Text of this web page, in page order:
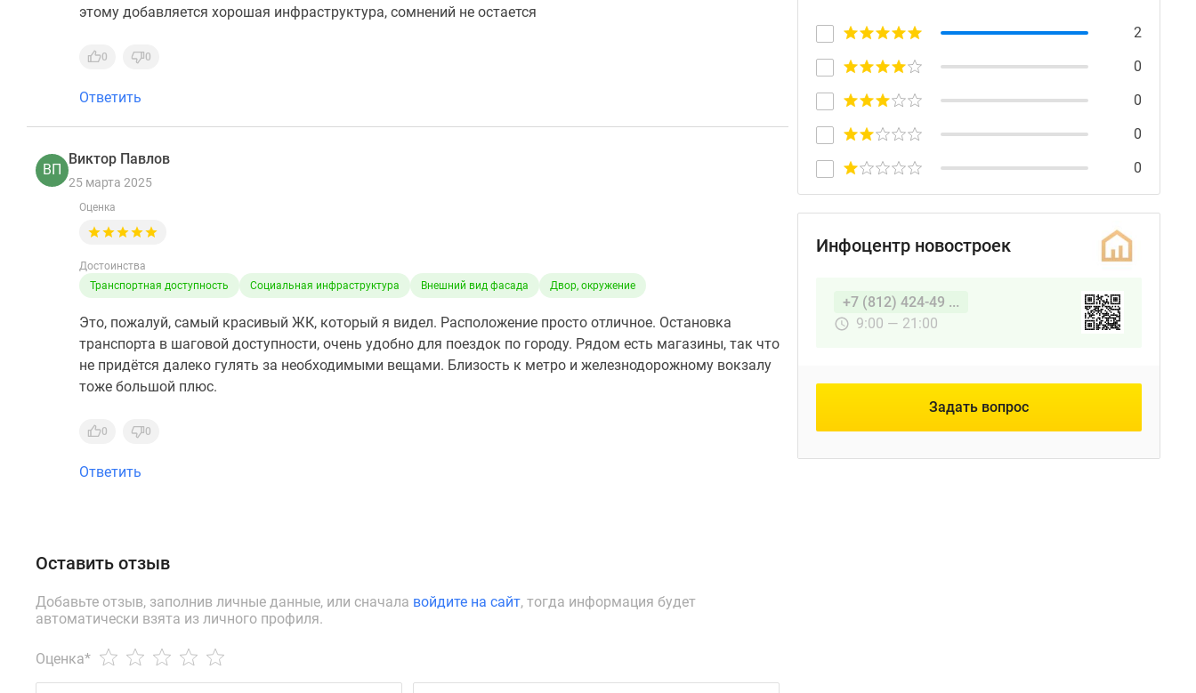
этому добавляется хорошая инфраструктура, сомнений не остается
0 0
Ответить
ВП
Виктор Павлов
25 марта 2025
Оценка
Достоинства
Транспортная доступность
Социальная инфраструктура Внешний вид фасада Двор, окружение
Это, пожалуй, самый красивый ЖК, который я видел. Расположение просто отличное. Остановка
транспорта в шаговой доступности, очень удобно для поездок по городу. Рядом есть магазины, так что
не придётся далеко гулять за необходимыми вещами. Близость к метро и железнодорожному вокзалу
тоже большой плюс.
0 0
Ответить
Оставить отзыв
Добавьте отзыв, заполнив личные данные, или сначала войдите на сайт, тогда информация будет
автоматически взята из личного профиля.
Оценка*
2
0
0
0
0
Инфоцентр новостроек
+7 (812) 424-49 ...
9:00 — 21:00
Задать вопрос